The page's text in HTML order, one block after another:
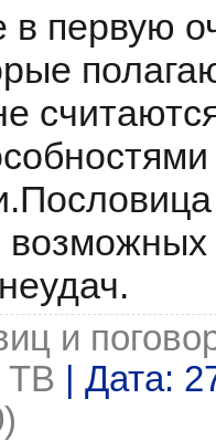
первую
и
ТВ | Дата: